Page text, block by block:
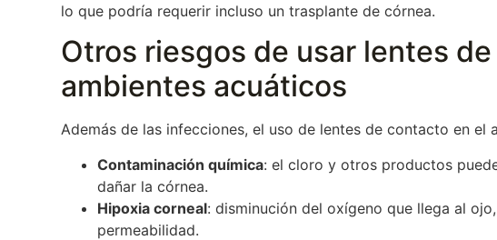
lo que podría requerir incluso un trasplante de córnea.
Otros riesgos de usar lentes
ambientes acuáticos
Además de las infecciones, el uso de lentes de contacto en el
Contaminación química: el cloro y otros productos
dañar la córnea.
Hipoxia corneal: disminución del oxígeno que llega al
permeabilidad.